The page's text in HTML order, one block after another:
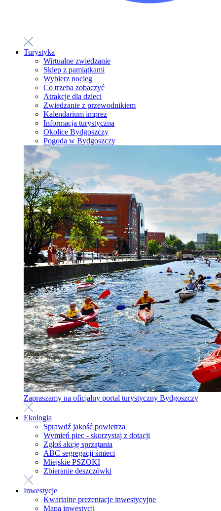
Turystyka
Wirtualne zwiedzanie
Sklep z pamiątkami
Wybierz nocleg
Co trzeba zobaczyć
Atrakcje dla dzieci
Zwiedzanie z przewodnikiem
Kalendarium imprez
Informacja turystyczna
Okolice Bydgoszczy
Pogoda w Bydgoszczy
Zapraszamy na oficjalny portal turystyczny Bydgoszczy
Ekologia
Sprawdź jakość powietrza
Wymień piec - skorzystaj z dotacji
Zgłoś akcję sprzątania
ABC segregacji śmieci
Miejskie PSZOKI
Zbieranie deszczówki
Inwestycje
Kwartalne prezentacje inwestycyjne
Mapa inwestycji